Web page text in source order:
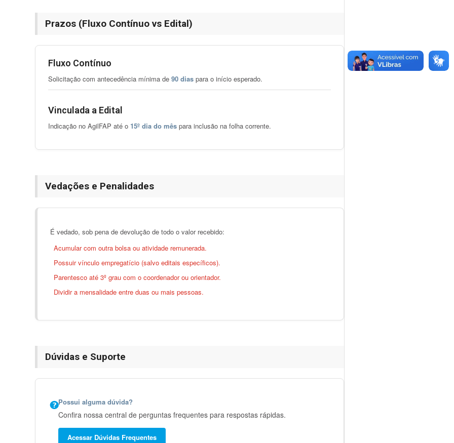
Prazos (Fluxo Contínuo vs Edital)
Fluxo Contínuo
Solicitação com antecedência mínima de 90 dias para o início esperado.
Vinculada a Edital
Indicação no AgilFAP até o 15º dia do mês para inclusão na folha corrente.
Vedações e Penalidades
É vedado, sob pena de devolução de todo o valor recebido:
Acumular com outra bolsa ou atividade remunerada.
Possuir vínculo empregatício (salvo editais específicos).
Parentesco até 3º grau com o coordenador ou orientador.
Dividir a mensalidade entre duas ou mais pessoas.
Dúvidas e Suporte
Possui alguma dúvida?
Confira nossa central de perguntas frequentes para respostas rápidas.
Acessar Dúvidas Frequentes